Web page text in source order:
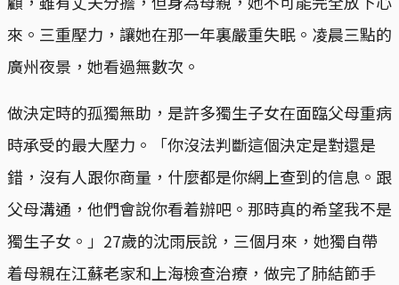
來。三重壓力，讓她在那一年裏嚴重失眠。凌晨三點的
廣州夜景，她看過無數次。
做決定時的孤獨無助，是許多獨生子女在面臨父母重病
時承受的最大壓力。「你沒法判斷這個決定是對還是
錯，沒有人跟你商量，什麼都是你網上查到的信息。跟
父母溝通，他們會說你看着辦吧。那時真的希望我不是
獨生子女。」27歲的沈雨辰說，三個月來，她獨自帶
着母親在江蘇老家和上海檢查治療，做完了肺結節手